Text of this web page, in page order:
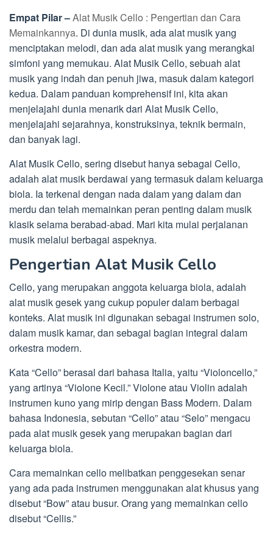
Empat Pilar –Alat Musik Cello : Pengertian dan Cara
Memainkannya. Di dunia musik, ada alat musik yang
menciptakan melodi, dan ada alat musik yang merangkai
simfoni yang memukau. Alat Musik Cello, sebuah alat
musik yang indah dan penuh jiwa, masuk dalam kategori
kedua. Dalam panduan komprehensif ini, kita akan
menjelajahi dunia menarik dari Alat Musik Cello,
menjelajahi sejarahnya, konstruksinya, teknik bermain,
dan banyak lagi.
Alat Musik Cello, sering disebut hanya sebagai Cello,
adalah alat musik berdawai yang termasuk dalam keluarga
biola. Ia terkenal dengan nada dalam yang dalam dan
merdu dan telah memainkan peran penting dalam musik
klasik selama berabad-abad. Mari kita mulai perjalanan
musik melalui berbagai aspeknya.
Pengertian Alat Musik Cello
Cello, yang merupakan anggota keluarga biola, adalah
alat musik gesek yang cukup populer dalam berbagai
konteks. Alat musik ini digunakan sebagai instrumen solo,
dalam musik kamar, dan sebagai bagian integral dalam
orkestra modern.
Kata “Cello” berasal dari bahasa Italia, yaitu “Violoncello,”
yang artinya “Violone Kecil.” Violone atau Violin adalah
instrumen kuno yang mirip dengan Bass Modern. Dalam
bahasa Indonesia, sebutan “Cello” atau “Selo” mengacu
pada alat musik gesek yang merupakan bagian dari
keluarga biola.
Cara memainkan cello melibatkan penggesekan senar
yang ada pada instrumen menggunakan alat khusus yang
disebut “Bow” atau busur. Orang yang memainkan cello
disebut “Cellis.”